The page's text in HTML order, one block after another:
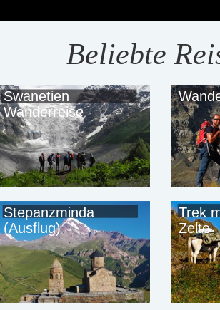
Beliebte
Swanetien
Wanderreise
Stepanzminda
(Ausflug)
Trek
Zelte